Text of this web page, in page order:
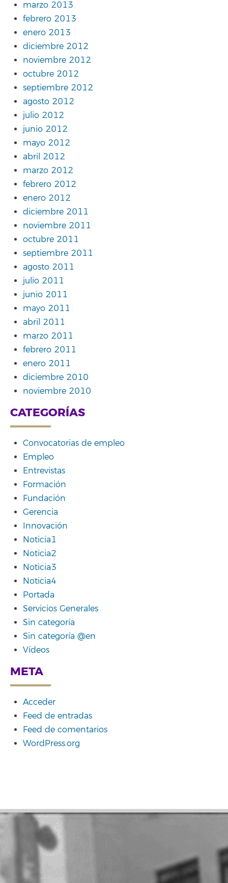
marzo 2013
febrero 2013
enero 2013
diciembre 2012
noviembre 2012
octubre 2012
septiembre 2012
agosto 2012
julio 2012
junio 2012
mayo 2012
abril 2012
marzo 2012
febrero 2012
enero 2012
diciembre 2011
noviembre 2011
octubre 2011
septiembre 2011
agosto 2011
julio 2011
junio 2011
mayo 2011
abril 2011
marzo 2011
febrero 2011
enero 2011
diciembre 2010
noviembre 2010
CATEGORÍAS
Convocatorias de empleo
Empleo
Entrevistas
Formación
Fundación
Gerencia
Innovación
Noticia1
Noticia2
Noticia3
Noticia4
Portada
Servicios Generales
Sin categoría
Sin categoría @en
Vídeos
META
Acceder
Feed de entradas
Feed de comentarios
WordPress.org